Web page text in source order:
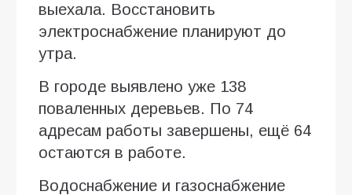
выехала. Восстановить
электроснабжение планируют до
утра.
В городе выявлено уже 138
поваленных деревьев. По 74
адресам работы завершены, ещё 64
остаются в работе.
Водоснабжение и газоснабжение